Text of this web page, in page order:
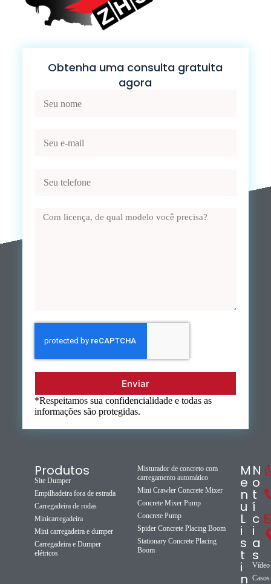
Obtenha uma consulta gratuita
agora
Enviar
*Respeitamos sua confidencialidade e todas as
informações são protegidas.
Produtos
Site Dumper
Empilhadeira fora de estrada
Carregadeira de rodas
Minicarregadeira
Mini carregadeira e dumper
Carregadeira e Dumper
elétricos
Misturador de concreto com
carregamento automático
Mini Crawler Concrete Mixer
Concrete Mixer Pump
Concrete Pump
Spider Concrete Placing Boom
Stationary Concrete Placing
Boom
M
e
n
u
L
i
s
t
i
n
N
o
t
í
c
i
a
s
Vídeo
Casos